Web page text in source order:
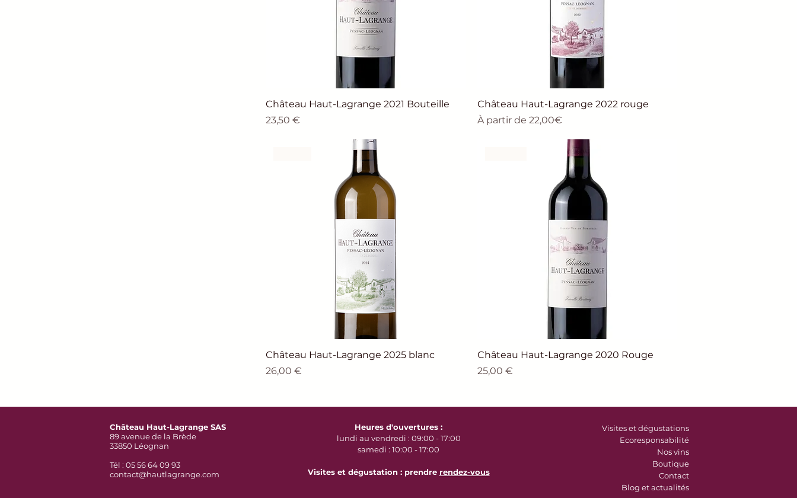
Château Haut-Lagrange 2021 Bouteille
Prix
23,50 €
Château Haut-Lagrange 2022 rouge
À partir de 22,00€
Prix promotionnel
Château Haut-Lagrange 2025 blanc
Prix
26,00 €
Château Haut-Lagrange 2020 Rouge
Prix
25,00 €
Château Haut-Lagrange SAS
89 avenue de la Brède
33850 Léognan
Tél : 05 56 64 09 93
contact@hautlagrange.com
Heures d'ouvertures :
lundi au vendredi : 09:00 - 17:00
samedi : 10:00 - 17:00
Visites et dégustation : prendre rendez-vous
Visites et dégustations
Ecoresponsabilité
Nos vins
Boutique
Contact
Blog et actualités